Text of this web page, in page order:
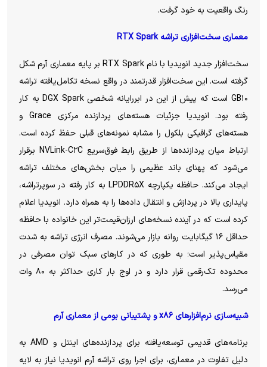
رنگ واقعیت به خود گرفت.
معماری سخت‌افزاری تراشه RTX Spark
سخت‌افزار جدید انویدیا با نام RTX Spark بر پایه معماری آرم شکل
گرفته است. این سخت‌افزار قدرتمند در واقع نسخه تکامل‌یافته تراشه
GB۱۰ است که پیش از این در ابررایانه شخصی DGX Spark به کار
رفته بود. انویدیا جزئیات هسته‌های پردازنده مرکزی Grace و
هسته‌های گرافیکی بلکول را مشابه نمونه‌های قبلی حفظ کرده است.
ارتباط میان پردازنده‌ها از طریق رابط فوق‌سریع NVLink-C۲C برقرار
می‌شود که پهنای باند عظیمی را میان بخش‌های مختلف تراشه
ایجاد می‌کند. حافظه یکپارچه LPDDR۵X به کار رفته در سوپرتراشه،
پایداری بالا در پردازش و انتقال داده‌ها را به همراه دارد. انویدیا اعلام
کرده است که در آینده نسخه‌های ارزان‌قیمت‌تر این خانواده با حافظه
حداقل ۱۶ گیگابایت روانه بازار می‌شوند. مصرف انرژی تراشه به شدت
مقیاس‌پذیر است؛ به طوری که در کار‌های سبک توان مصرفی در
محدوده تک‌رقمی قرار دارد و در اوج بار کاری حداکثر به ۸۰ وات
می‌رسد.
شبیه‌سازی نرم‌افزار‌های x۸۶ و پشتیبانی بومی از معماری آرم
برنامه‌های قدیمی توسعه‌یافته برای پردازنده‌های اینتل و‌ AMD به
دلیل تفاوت در معماری، برای اجرا روی تراشه آرم انویدیا نیاز به لایه